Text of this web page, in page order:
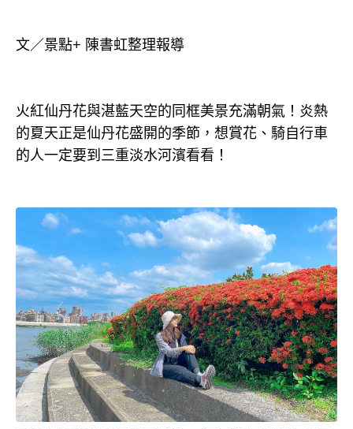
文／景點+ 陳書虹整理報導
火紅仙丹花與湛藍天空的同框美景充滿朝氣！炎熱
的夏天正是仙丹花盛開的季節，想賞花、騎自行車
的人一定要到三重淡水河濱看看！